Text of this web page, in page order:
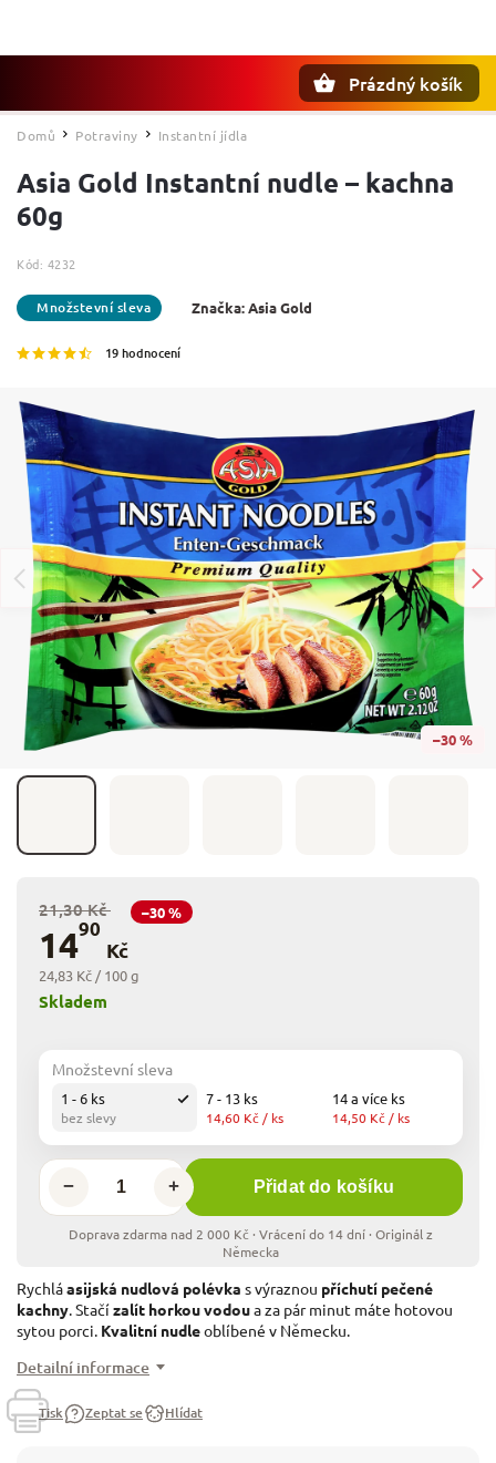
Prázdný košík
Domů / Potraviny / Instantní jídla
Asia Gold Instantní nudle – kachna
60g
Kód: 4232
19 hodnocení
Značka:Asia Gold
–30 %
21,30 Kč –30 %
1490
Kč
24,83 Kč / 100 g
Množstevní sleva
1 - 6 ks
bez slevy
7 - 13 ks
14,60 Kč / ks
14 a více ks
14,50 Kč / ks
+
− Přidat do košíku
Skladem
Rychláasijská nudlová polévka s výraznou příchutí pečené
kachny. Stačízalít horkou vodoua za pár minut máte hotovou
sytou porci. Kvalitní nudleoblíbené v Německu.
Detailní informace
Tisk Zeptat se Hlídat